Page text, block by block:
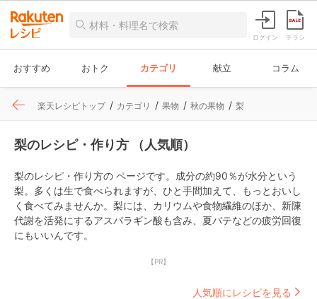
ログイン チラシ
おすすめ おトク カテゴリ 献立 コラム
楽天レシピトップ カテゴリ 果物 秋の果物 梨
梨のレシピ・作り方 （人気順）
梨のレシピ・作り方の ページです。成分の約90％が水分という
梨。多くは生で食べられますが、ひと手間加えて、もっとおいし
く食べてみませんか。梨には、カリウムや食物繊維のほか、新陳
代謝を活発にするアスパラギン酸も含み、夏バテなどの疲労回復
にもいいんです。
【PR】
人気順にレシピを見る